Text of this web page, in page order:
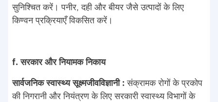
सुनिश्चित करें। पनीर, दही और बीयर जैसे उत्पादों के लिए
किण्वन प्रक्रियाएँ विकसित करें।
f. सरकार और नियामक निकाय
सार्वजनिक स्वास्थ्य सूक्ष्मजीवविज्ञानी :संक्रामक रोगों के प्रकोप
की निगरानी और नियंत्रण के लिए सरकारी स्वास्थ्य विभागों के